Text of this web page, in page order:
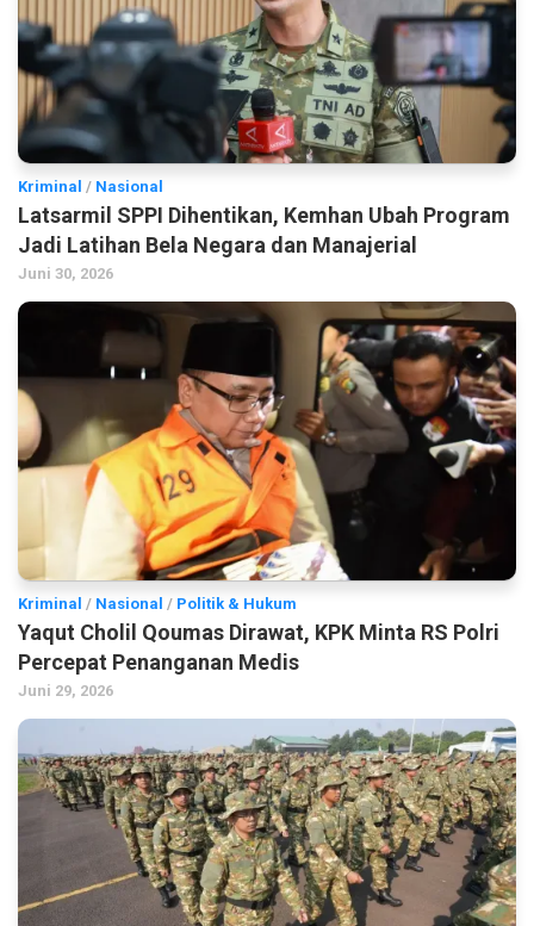
Kriminal / Nasional
Latsarmil SPPI Dihentikan, Kemhan Ubah Program
Jadi Latihan Bela Negara dan Manajerial
Juni 30, 2026
Kriminal / Nasional / Politik & Hukum
Yaqut Cholil Qoumas Dirawat, KPK Minta RS Polri
Percepat Penanganan Medis
Juni 29, 2026